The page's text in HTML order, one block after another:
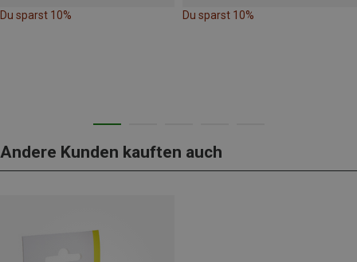
Du sparst 10% Du sparst 10%
Andere Kunden kauften auch